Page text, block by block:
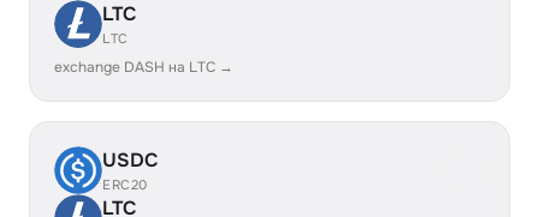
LTC
LTC
exchange DASH на LTC →
USDC
ERC20
LTC